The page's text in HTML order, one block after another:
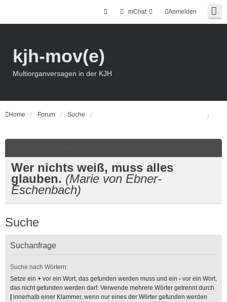
Anmelden
mChat
kjh-mov(e)
Multiorganversagen in der KJH
Home Forum Suche
Wer nichts weiß, muss alles
glauben. (Marie von Ebner-
Eschenbach)
Suche
Suchanfrage
Suche nach Wörtern:
Setze ein + vor ein Wort, das gefunden werden muss und ein - vor ein Wort,
das nicht gefunden werden darf. Verwende mehrere Wörter getrennt durch
innerhalb einer Klammer, wenn nur eines der Wörter gefunden werden